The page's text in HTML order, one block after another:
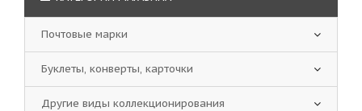
Почтовые марки
Буклеты, конверты, карточки
Другие виды коллекционирования